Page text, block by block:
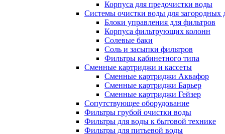
Корпуса для предочистки воды
Системы очистки воды для загородных
Блоки управления для фильтров
Корпуса фильтрующих колонн
Солевые баки
Соль и засыпки фильтров
Фильтры кабинетного типа
Сменные картриджи и кассеты
Сменные картриджи Аквафор
Сменные картриджи Барьер
Сменные картриджи Гейзер
Сопутствующее оборудование
Фильтры грубой очистки воды
Фильтры для воды к бытовой технике
Фильтры для питьевой воды